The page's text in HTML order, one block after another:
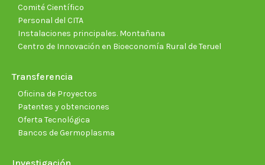
Comité Científico
Personal del CITA
Instalaciones principales. Montañana
Centro de Innovación en Bioeconomía Rural de Teruel
Transferencia
Oficina de Proyectos
Patentes y obtenciones
Oferta Tecnológica
Bancos de Germoplasma